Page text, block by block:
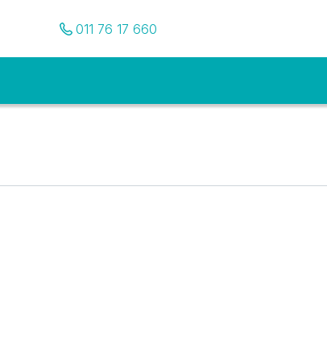
Pozovite nas
011 76 17 660